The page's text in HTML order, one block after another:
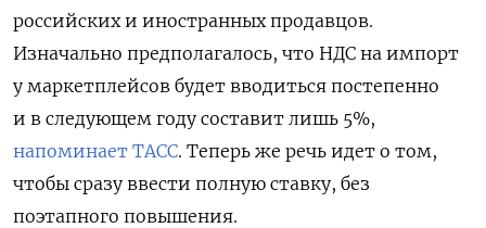
российских и иностранных продавцов.
Изначально предполагалось, что НДС на импорт
у маркетплейсов будет вводиться постепенно
и в следующем году составит лишь 5%,
напоминает ТАСС. Теперь же речь идет о том,
чтобы сразу ввести полную ставку, без
поэтапного повышения.